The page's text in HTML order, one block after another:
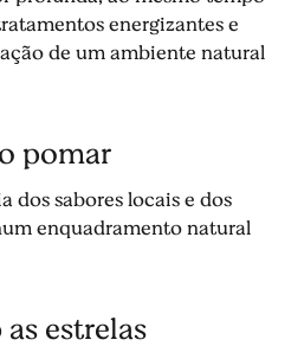
energizantes e
de um ambiente natural
pomar
dos sabores locais e dos
enquadramento natural
estrelas